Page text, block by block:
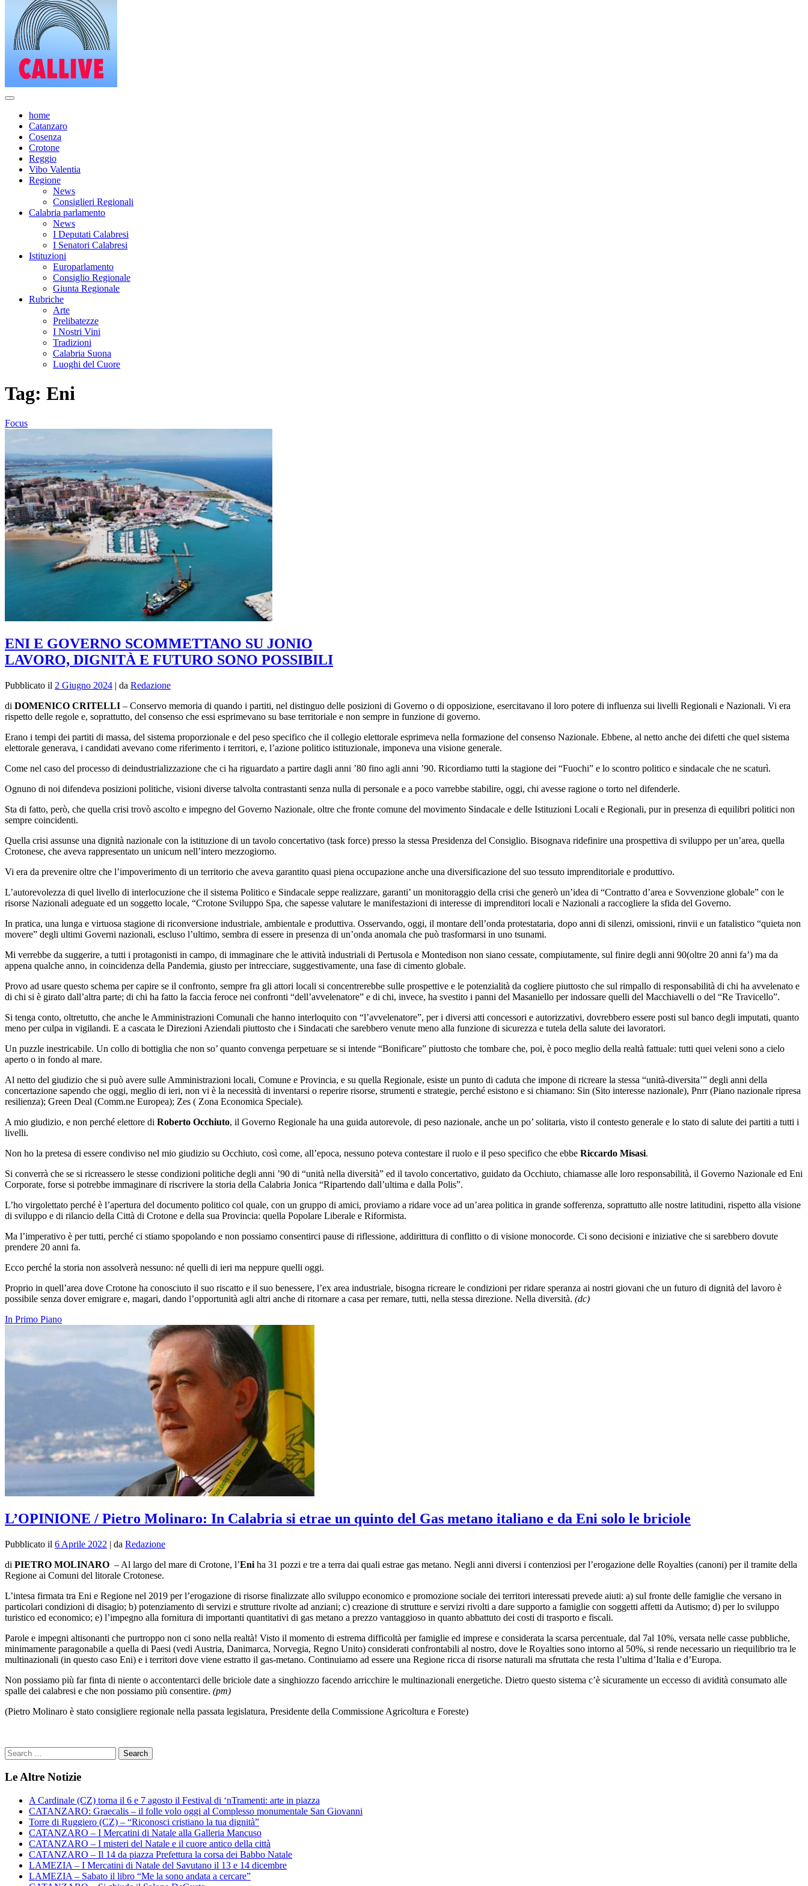
home
Catanzaro
Cosenza
Crotone
Reggio
Vibo Valentia
Regione
News
Consiglieri Regionali
Calabria parlamento
News
I Deputati Calabresi
I Senatori Calabresi
Istituzioni
Europarlamento
Consiglio Regionale
Giunta Regionale
Rubriche
Arte
Prelibatezze
I Nostri Vini
Tradizioni
Calabria Suona
Luoghi del Cuore
Tag: Eni
Focus
ENI E GOVERNO SCOMMETTANO SU JONIO
LAVORO, DIGNITÀ E FUTURO SONO POSSIBILI
Pubblicato il 2 Giugno 2024 | da Redazione
di DOMENICO CRITELLI – Conservo memoria di quando i partiti, nel distinguo delle posizioni di Governo o di opposizione, esercitavano il loro potere di influenza sui livelli Regionali e Nazionali. Vi era
rispetto delle regole e, soprattutto, del consenso che essi esprimevano su base territoriale e non sempre in funzione di governo.
Erano i tempi dei partiti di massa, del sistema proporzionale e del peso specifico che il collegio elettorale esprimeva nella formazione del consenso Nazionale. Ebbene, al netto anche dei difetti che quel sistema
elettorale generava, i candidati avevano come riferimento i territori, e, l’azione politico istituzionale, imponeva una visione generale.
Come nel caso del processo di deindustrializzazione che ci ha riguardato a partire dagli anni ’80 fino agli anni ’90. Ricordiamo tutti la stagione dei “Fuochi” e lo scontro politico e sindacale che ne scaturì.
Ognuno di noi difendeva posizioni politiche, visioni diverse talvolta contrastanti senza nulla di personale e a poco varrebbe stabilire, oggi, chi avesse ragione o torto nel difenderle.
Sta di fatto, però, che quella crisi trovò ascolto e impegno del Governo Nazionale, oltre che fronte comune del movimento Sindacale e delle Istituzioni Locali e Regionali, pur in presenza di equilibri politici non
sempre coincidenti.
Quella crisi assunse una dignità nazionale con la istituzione di un tavolo concertativo (task force) presso la stessa Presidenza del Consiglio. Bisognava ridefinire una prospettiva di sviluppo per un’area, quella
Crotonese, che aveva rappresentato un unicum nell’intero mezzogiorno.
Vi era da prevenire oltre che l’impoverimento di un territorio che aveva garantito quasi piena occupazione anche una diversificazione del suo tessuto imprenditoriale e produttivo.
L’autorevolezza di quel livello di interlocuzione che il sistema Politico e Sindacale seppe realizzare, garanti’ un monitoraggio della crisi che generò un’idea di “Contratto d’area e Sovvenzione globale” con le
risorse Nazionali adeguate ed un soggetto locale, “Crotone Sviluppo Spa, che sapesse valutare le manifestazioni di interesse di imprenditori locali e Nazionali a raccogliere la sfida del Governo.
In pratica, una lunga e virtuosa stagione di riconversione industriale, ambientale e produttiva. Osservando, oggi, il montare dell’onda protestataria, dopo anni di silenzi, omissioni, rinvii e un fatalistico “quieta non
movere” degli ultimi Governi nazionali, escluso l’ultimo, sembra di essere in presenza di un’onda anomala che può trasformarsi in uno tsunami.
Mi verrebbe da suggerire, a tutti i protagonisti in campo, di immaginare che le attività industriali di Pertusola e Montedison non siano cessate, compiutamente, sul finire degli anni 90(oltre 20 anni fa’) ma da
appena qualche anno, in coincidenza della Pandemia, giusto per intrecciare, suggestivamente, una fase di cimento globale.
Provo ad usare questo schema per capire se il confronto, sempre fra gli attori locali si concentrerebbe sulle prospettive e le potenzialità da cogliere piuttosto che sul rimpallo di responsabilità di chi ha avvelenato e
di chi si è girato dall’altra parte; di chi ha fatto la faccia feroce nei confronti “dell’avvelenatore” e di chi, invece, ha svestito i panni del Masaniello per indossare quelli del Macchiavelli o del “Re Travicello”.
Si tenga conto, oltretutto, che anche le Amministrazioni Comunali che hanno interloquito con “l’avvelenatore”, per i diversi atti concessori e autorizzativi, dovrebbero essere posti sul banco degli imputati, quanto
meno per culpa in vigilandi. E a cascata le Direzioni Aziendali piuttosto che i Sindacati che sarebbero venute meno alla funzione di sicurezza e tutela della salute dei lavoratori.
Un puzzle inestricabile. Un collo di bottiglia che non so’ quanto convenga perpetuare se si intende “Bonificare” piuttosto che tombare che, poi, è poco meglio della realtà fattuale: tutti quei veleni sono a cielo
aperto o in fondo al mare.
Al netto del giudizio che si può avere sulle Amministrazioni locali, Comune e Provincia, e su quella Regionale, esiste un punto di caduta che impone di ricreare la stessa “unità-diversita’” degli anni della
concertazione sapendo che oggi, meglio di ieri, non vi è la necessità di inventarsi o reperire risorse, strumenti e strategie, perché esistono e si chiamano: Sin (Sito interesse nazionale), Pnrr (Piano nazionale ripresa
resilienza); Green Deal (Comm.ne Europea); Zes ( Zona Economica Speciale).
A mio giudizio, e non perché elettore di Roberto Occhiuto, il Governo Regionale ha una guida autorevole, di peso nazionale, anche un po’ solitaria, visto il contesto generale e lo stato di salute dei partiti a tutti i
livelli.
Non ho la pretesa di essere condiviso nel mio giudizio su Occhiuto, così come, all’epoca, nessuno poteva contestare il ruolo e il peso specifico che ebbe Riccardo Misasi.
Si converrà che se si ricreassero le stesse condizioni politiche degli anni ’90 di “unità nella diversità” ed il tavolo concertativo, guidato da Occhiuto, chiamasse alle loro responsabilità, il Governo Nazionale ed Eni
Corporate, forse si potrebbe immaginare di riscrivere la storia della Calabria Jonica “Ripartendo dall’ultima e dalla Polis”.
L’ho virgolettato perché è l’apertura del documento politico col quale, con un gruppo di amici, proviamo a ridare voce ad un’area politica in grande sofferenza, soprattutto alle nostre latitudini, rispetto alla visione
di sviluppo e di rilancio della Città di Crotone e della sua Provincia: quella Popolare Liberale e Riformista.
Ma l’imperativo è per tutti, perché ci stiamo spopolando e non possiamo consentirci pause di riflessione, addirittura di conflitto o di visione monocorde. Ci sono decisioni e iniziative che si sarebbero dovute
prendere 20 anni fa.
Ecco perché la storia non assolverà nessuno: né quelli di ieri ma neppure quelli oggi.
Proprio in quell’area dove Crotone ha conosciuto il suo riscatto e il suo benessere, l’ex area industriale, bisogna ricreare le condizioni per ridare speranza ai nostri giovani che un futuro di dignità del lavoro è
possibile senza dover emigrare e, magari, dando l’opportunità agli altri anche di ritornare a casa per remare, tutti, nella stessa direzione. Nella diversità. (dc)
In Primo Piano
L’OPINIONE / Pietro Molinaro: In Calabria si etrae un quinto del Gas metano italiano e da Eni solo le briciole
Pubblicato il 6 Aprile 2022 | da Redazione
di PIETRO MOLINARO – Al largo del mare di Crotone, l’Eni ha 31 pozzi e tre a terra dai quali estrae gas metano. Negli anni diversi i contenziosi per l’erogazione delle Royalties (canoni) per il tramite della
Regione ai Comuni del litorale Crotonese.
L’intesa firmata tra Eni e Regione nel 2019 per l’erogazione di risorse finalizzate allo sviluppo economico e promozione sociale dei territori interessati prevede aiuti: a) sul fronte delle famiglie che versano in
particolari condizioni di disagio; b) potenziamento di servizi e strutture rivolte ad anziani; c) creazione di strutture e servizi rivolti a dare supporto a famiglie con soggetti affetti da Autismo; d) per lo sviluppo
turistico ed economico; e) l’impegno alla fornitura di importanti quantitativi di gas metano a prezzo vantaggioso in quanto abbattuto dei costi di trasporto e fiscali.
Parole e impegni altisonanti che purtroppo non ci sono nella realtà! Visto il momento di estrema difficoltà per famiglie ed imprese e considerata la scarsa percentuale, dal 7al 10%, versata nelle casse pubbliche,
minimamente paragonabile a quella di Paesi (vedi Austria, Danimarca, Norvegia, Regno Unito) considerati confrontabili al nostro, dove le Royalties sono intorno al 50%, si rende necessario un riequilibrio tra le
multinazionali (in questo caso Eni) e i territori dove viene estratto il gas-metano. Continuiamo ad essere una Regione ricca di risorse naturali ma sfruttata che resta l’ultima d’Italia e d’Europa.
Non possiamo più far finta di niente o accontentarci delle briciole date a singhiozzo facendo arricchire le multinazionali energetiche. Dietro questo sistema c’è sicuramente un eccesso di avidità consumato alle
spalle dei calabresi e che non possiamo più consentire. (pm)
(Pietro Molinaro è stato consigliere regionale nella passata legislatura, Presidente della Commissione Agricoltura e Foreste)
Le Altre Notizie
A Cardinale (CZ) torna il 6 e 7 agosto il Festival di ‘nTramenti: arte in piazza
CATANZARO: Graecalis – il folle volo oggi al Complesso monumentale San Giovanni
Torre di Ruggiero (CZ) – “Riconosci cristiano la tua dignità”
CATANZARO – I Mercatini di Natale alla Galleria Mancuso
CATANZARO – I misteri del Natale e il cuore antico della città
CATANZARO – Il 14 da piazza Prefettura la corsa dei Babbo Natale
LAMEZIA – I Mercatini di Natale del Savutano il 13 e 14 dicembre
LAMEZIA – Sabato il libro “Me la sono andata a cercare”